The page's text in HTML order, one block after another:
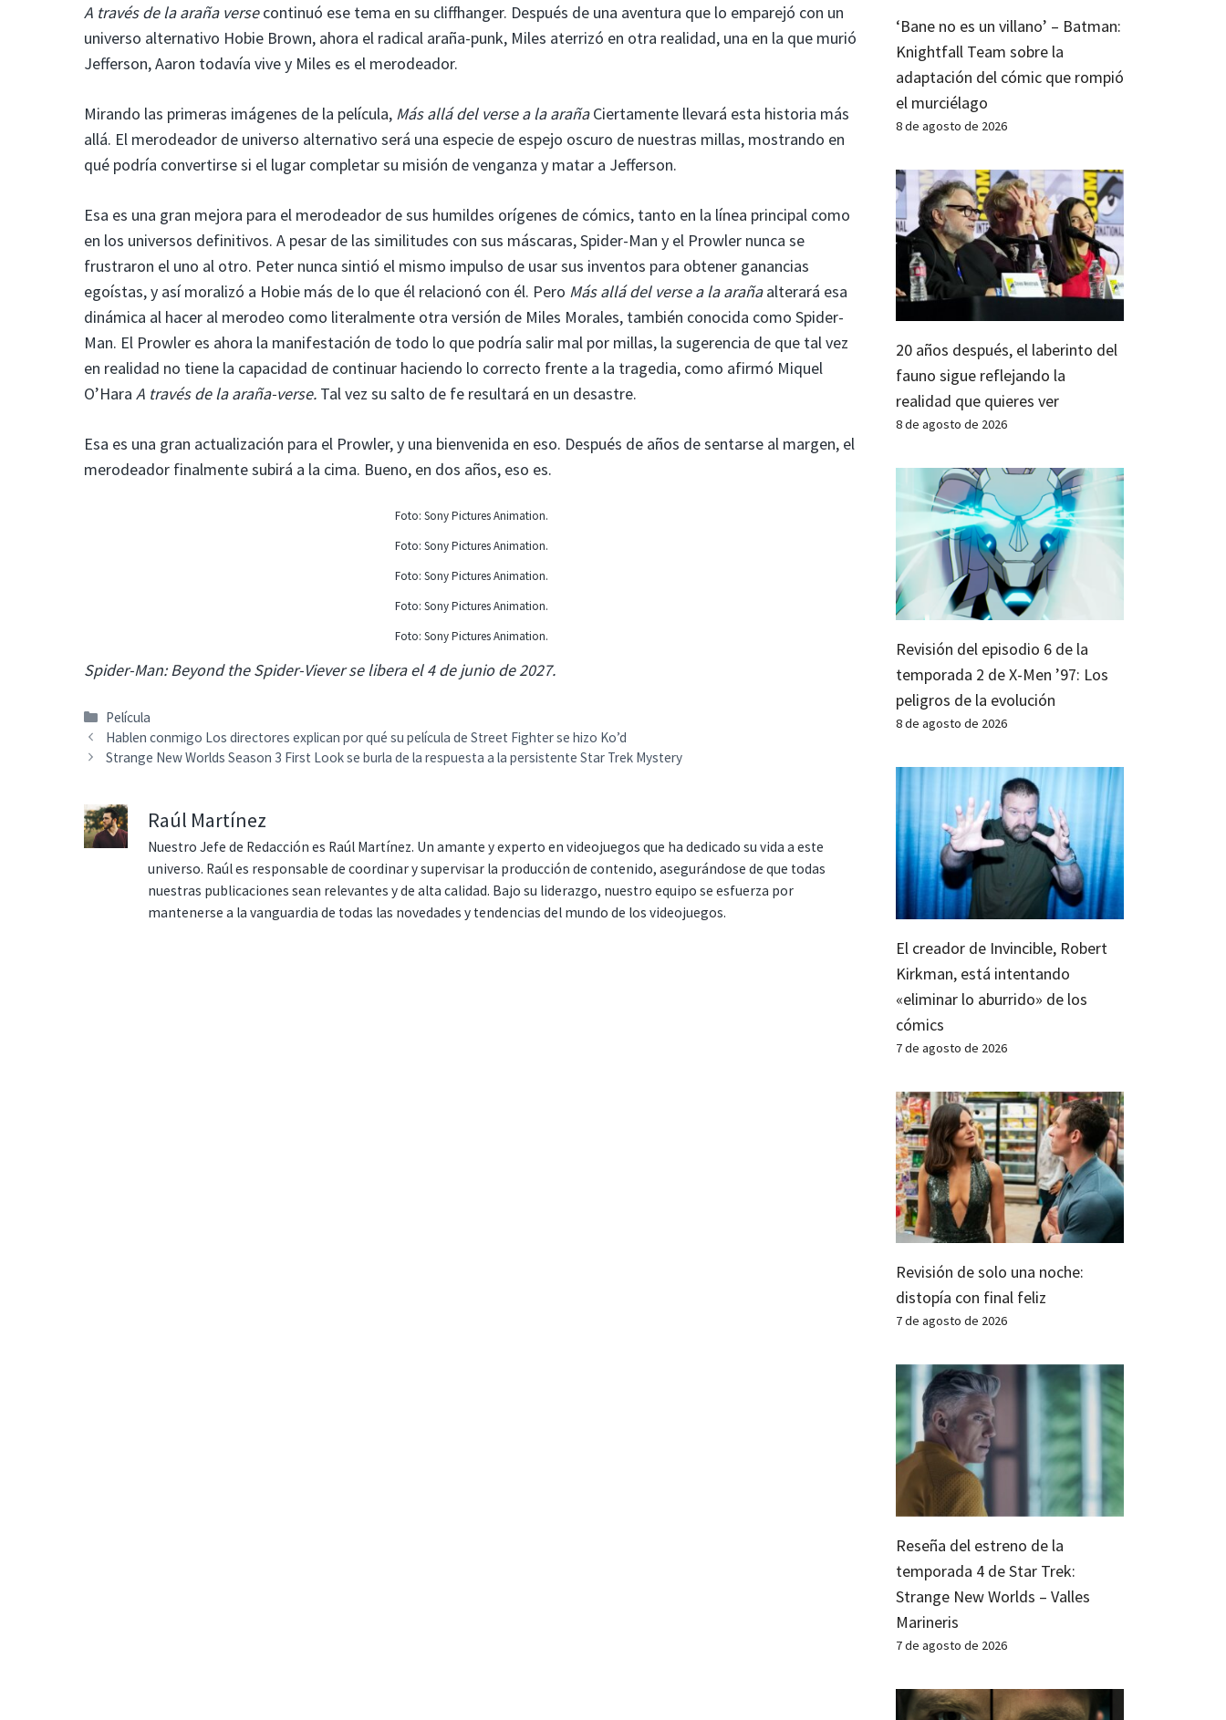
A través de la araña versecontinuó ese tema en su cliffhanger. Después de una aventura que lo emparejó con un
universo alternativo Hobie Brown, ahora el radical araña-punk, Miles aterrizó en otra realidad, una en la que murió
Jefferson, Aaron todavía vive y Miles es el merodeador.
Mirando las primeras imágenes de la película, Más allá del verse a la arañaCiertamente llevará esta historia más
allá. El merodeador de universo alternativo será una especie de espejo oscuro de nuestras millas, mostrando en
qué podría convertirse si el lugar completar su misión de venganza y matar a Jefferson.
Esa es una gran mejora para el merodeador de sus humildes orígenes de cómics, tanto en la línea principal como
en los universos definitivos. A pesar de las similitudes con sus máscaras, Spider-Man y el Prowler nunca se
frustraron el uno al otro. Peter nunca sintió el mismo impulso de usar sus inventos para obtener ganancias
egoístas, y así moralizó a Hobie más de lo que él relacionó con él. Pero Más allá del verse a la arañaalterará esa
dinámica al hacer al merodeo como literalmente otra versión de Miles Morales, también conocida como Spider-
Man. El Prowler es ahora la manifestación de todo lo que podría salir mal por millas, la sugerencia de que tal vez
en realidad no tiene la capacidad de continuar haciendo lo correcto frente a la tragedia, como afirmó Miquel
O’Hara A través de la araña-verse. Tal vez su salto de fe resultará en un desastre.
Esa es una gran actualización para el Prowler, y una bienvenida en eso. Después de años de sentarse al margen, el
merodeador finalmente subirá a la cima. Bueno, en dos años, eso es.
Foto: Sony Pictures Animation.
Foto: Sony Pictures Animation.
Foto: Sony Pictures Animation.
Foto: Sony Pictures Animation.
Foto: Sony Pictures Animation.
Spider-Man: Beyond the Spider-Viever se libera el 4 de junio de 2027.
Categorías
Película
Hablen conmigo Los directores explican por qué su película de Street Fighter se hizo Ko’d
Strange New Worlds Season 3 First Look se burla de la respuesta a la persistente Star Trek Mystery
Raúl Martínez
Nuestro Jefe de Redacción es Raúl Martínez. Un amante y experto en videojuegos que ha dedicado su vida a este
universo. Raúl es responsable de coordinar y supervisar la producción de contenido, asegurándose de que todas
nuestras publicaciones sean relevantes y de alta calidad. Bajo su liderazgo, nuestro equipo se esfuerza por
mantenerse a la vanguardia de todas las novedades y tendencias del mundo de los videojuegos.
‘Bane no es un villano’ – Batman:
Knightfall Team sobre la
adaptación del cómic que rompió
el murciélago
8 de agosto de 2026
20 años después, el laberinto del
fauno sigue reflejando la
realidad que quieres ver
8 de agosto de 2026
Revisión del episodio 6 de la
temporada 2 de X-Men ’97: Los
peligros de la evolución
8 de agosto de 2026
El creador de Invincible, Robert
Kirkman, está intentando
«eliminar lo aburrido» de los
cómics
7 de agosto de 2026
Revisión de solo una noche:
distopía con final feliz
7 de agosto de 2026
Reseña del estreno de la
temporada 4 de Star Trek:
Strange New Worlds – Valles
Marineris
7 de agosto de 2026